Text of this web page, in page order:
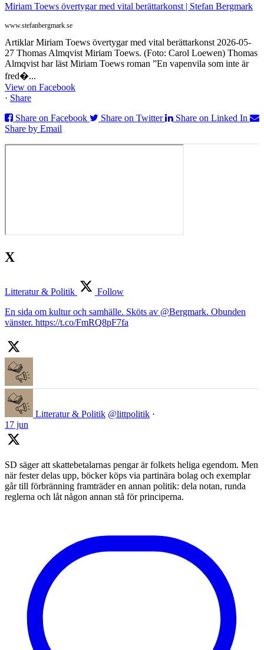
Miriam Toews övertygar med vital berättarkonst | Stefan Bergmark
www.stefanbergmark.se
Artiklar Miriam Toews övertygar med vital berättarkonst 2026-05-
27 Thomas Almqvist Miriam Toews. (Foto: Carol Loewen) Thomas
Almqvist har läst Miriam Toews roman ”En vapenvila som inte är
fred�...
View on Facebook
· Share
Share on Facebook
Share on Twitter
Share on Linked In
Share by Email
X
Litteratur & Politik
Follow
En sida om kultur och samhälle. Sköts av @Bergmark. Obunden
vänster. https://t.co/FmRQ8pF7fa
Litteratur & Politik @littpolitik ·
17 jun
SD säger att skattebetalarnas pengar är folkets heliga egendom. Men
när fester delas upp, böcker köps via partinära bolag och exemplar
går till förbränning framträder en annan politik: dela notan, runda
reglerna och låt någon annan stå för principerna.